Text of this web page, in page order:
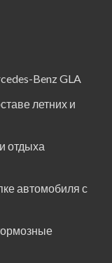
Benz GLA
летних и
отдыха
автомобиля с